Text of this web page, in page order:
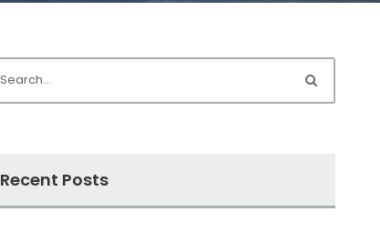
Recent Posts